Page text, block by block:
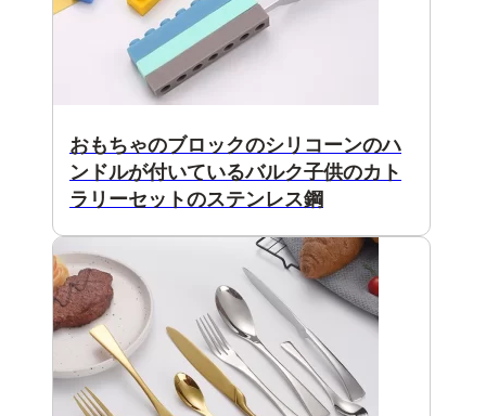
おもちゃのブロックのシリコーンのハ
ンドルが付いているバルク子供のカト
ラリーセットのステンレス鋼